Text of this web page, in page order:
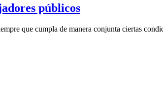
públicos
que cumpla de manera conjunta ciertas